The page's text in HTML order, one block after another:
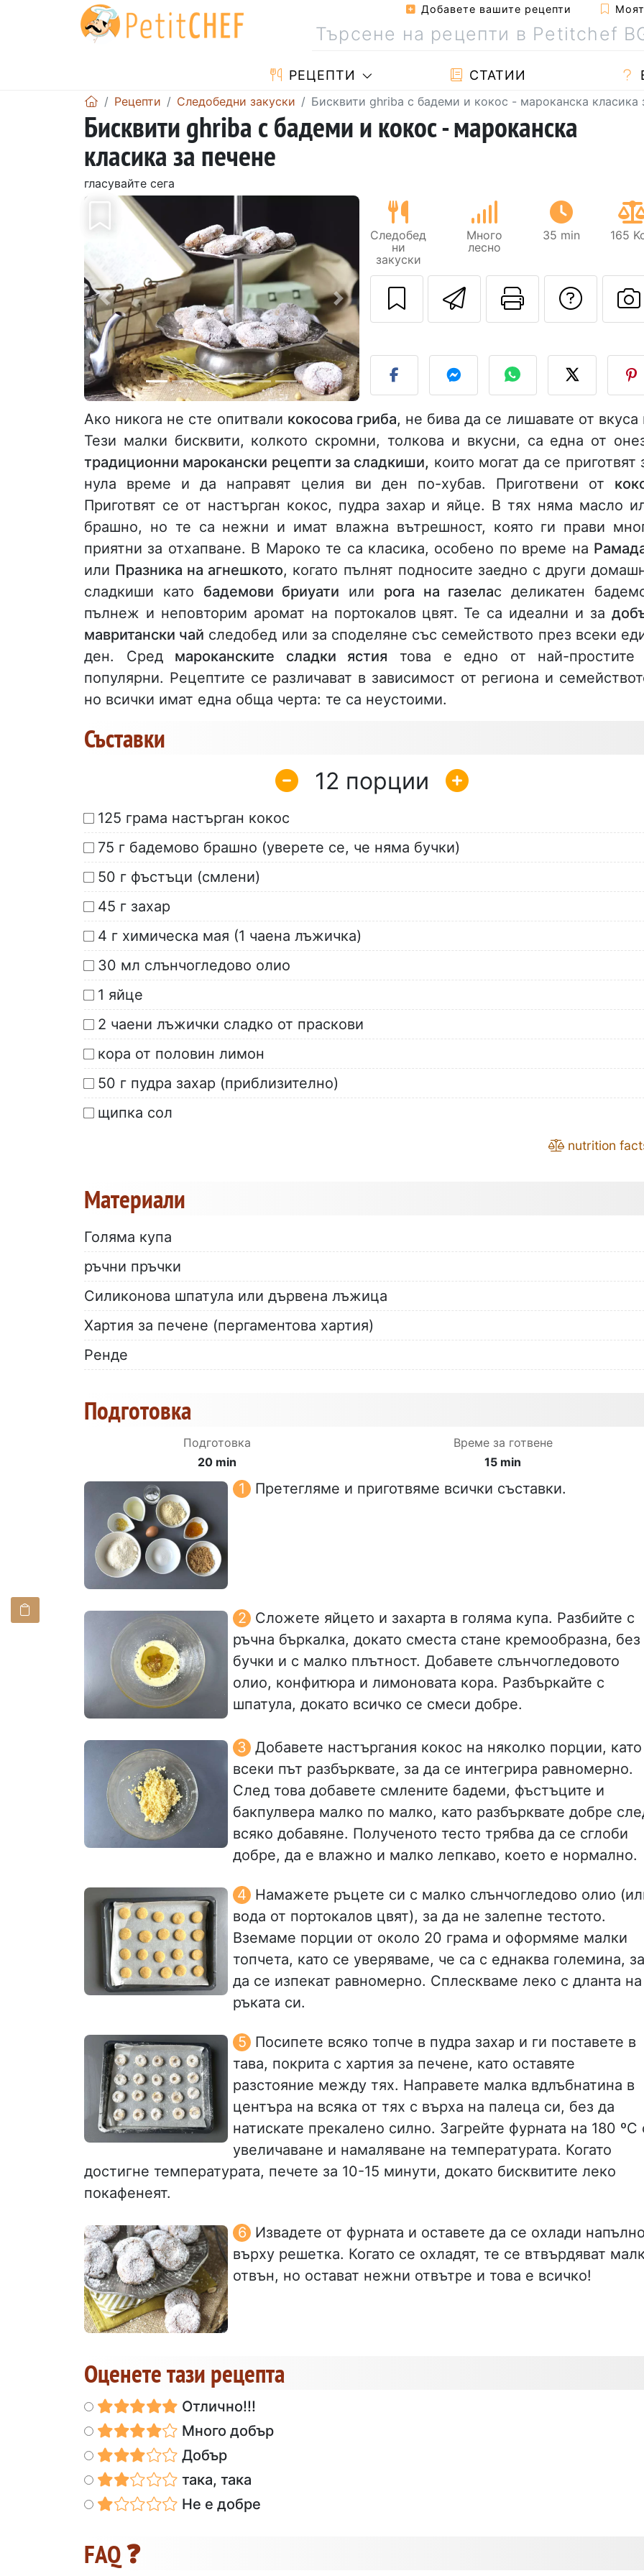
Добавете вашите рецепти
РЕЦЕПТИ СТАТИИ
Рецепти Следобедни закуски Бисквити ghriba с бадеми и кокос - мароканска класика
Бисквити ghriba с бадеми и кокос - мароканска
класика за печене
гласувайте сега
Предишен Следващ
Следобед
ни
закуски
Много
лесно
35 min 165
ИзпратетеДа
Ако никога не сте опитвали кокосова гриба, не бива да се лишавате от вкуса
Тези малки бисквити, колкото скромни, толкова и вкусни, са една от
традиционни марокански рецепти за сладкиши, които могат да се приготвят
нула време и да направят целия ви ден по-хубав. Приготвени от
Приготвят се от настърган кокос, пудра захар и яйце. В тях няма масло
брашно, но те са нежни и имат влажна вътрешност, която ги прави
приятни за отхапване. В Мароко те са класика, особено по време на
или Празника на агнешкото, когато пълнят подносите заедно с други
сладкиши като бадемови бриуати или рога на газелас деликатен
пълнеж и неповторим аромат на портокалов цвят. Те са идеални и за
мавритански чай следобед или за споделяне със семейството през всеки
ден. Сред мароканските сладки ястия това е едно от най-простите
популярни. Рецептите се различават в зависимост от региона и
но всички имат една обща черта: те са неустоими.
Съставки
12
125 грама настърган кокос
75 г бадемово брашно (уверете се, че няма бучки)
50 г фъстъци (смлени)
45 г захар
4 г химическа мая (1 чаена лъжичка)
30 мл слънчогледово олио
1 яйце
2 чаени лъжички сладко от праскови
кора от половин лимон
50 г пудра захар (приблизително)
щипка сол
nutrition
Материали
Голяма купа
ръчни пръчки
Силиконова шпатула или дървена лъжица
Хартия за печене (пергаментова хартия)
Ренде
Подготовка
Подготовка
20 min
Време за готвене
15 min
Претегляме и приготвяме всички съставки.
Сложете яйцето и захарта в голяма купа. Разбийте с
ръчна бъркалка, докато сместа стане кремообразна, без
бучки и с малко плътност. Добавете слънчогледовото
олио, конфитюра и лимоновата кора. Разбъркайте с
шпатула, докато всичко се смеси добре.
Добавете настъргания кокос на няколко порции, като
всеки път разбърквате, за да се интегрира равномерно.
След това добавете смлените бадеми, фъстъците и
бакпулвера малко по малко, като разбърквате добре
всяко добавяне. Полученото тесто трябва да се сглоби
добре, да е влажно и малко лепкаво, което е нормално.
Намажете ръцете си с малко слънчогледово олио
вода от портокалов цвят), за да не залепне тестото.
Вземаме порции от около 20 грама и оформяме малки
топчета, като се уверяваме, че са с еднаква големина, за
да се изпекат равномерно. Сплескваме леко с дланта на
ръката си.
Посипете всяко топче в пудра захар и ги поставете в
тава, покрита с хартия за печене, като оставяте
разстояние между тях. Направете малка вдлъбнатина в
центъра на всяка от тях с върха на палеца си, без да
натискате прекалено силно. Загрейте фурната на 180 ºC
увеличаване и намаляване на температурата. Когато
достигне температурата, печете за 10-15 минути, докато бисквитите леко
покафенеят.
Извадете от фурната и оставете да се охлади
върху решетка. Когато се охладят, те се втвърдяват
отвън, но остават нежни отвътре и това е всичко!
Оценете тази рецепта
Отлично!!!
Много добър
Добър
така, така
Не е добре
FAQ ❓